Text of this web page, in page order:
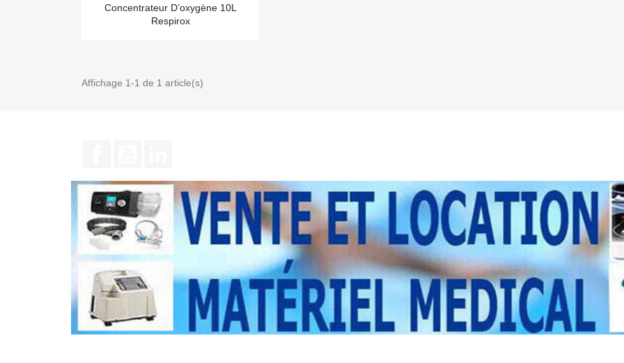
Concentrateur D’oxygène 10L
Respirox
Affichage 1-1 de 1 article(s)